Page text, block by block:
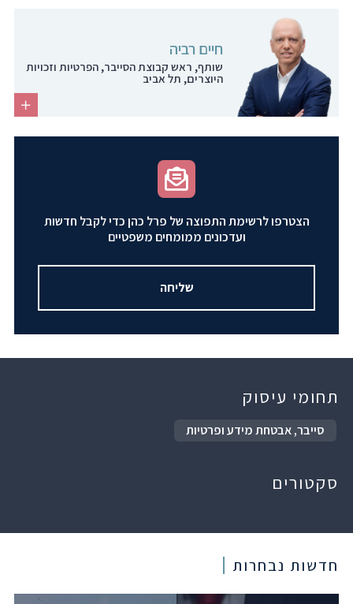
חיים רביה
שותף, ראש קבוצת הסייבר, הפרטיות וזכויות
היוצרים, תל אביב
הצטרפו לרשימת התפוצה של פרל כהן כדי לקבל חדשות
ועדכונים ממומחים משפטיים
שליחה
תחומי עיסוק
סייבר, אבטחת מידע ופרטיות
סקטורים
חדשות נבחרות